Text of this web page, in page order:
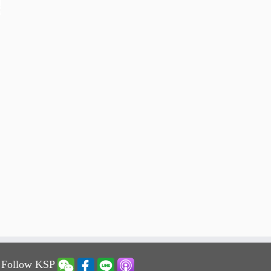
Follow KSP